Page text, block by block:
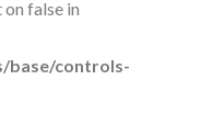
false in
base/controls-